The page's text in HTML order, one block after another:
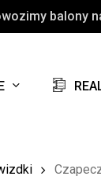
balony
Koszyk